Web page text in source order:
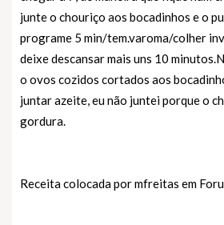
junte o chouriço aos bocadinhos e o
programe 5 min/tem.varoma/colher
deixe descansar mais uns 10
o ovos cozidos cortados aos
juntar azeite, eu não juntei porque o
gordura.
Receita colocada por mfreitas em